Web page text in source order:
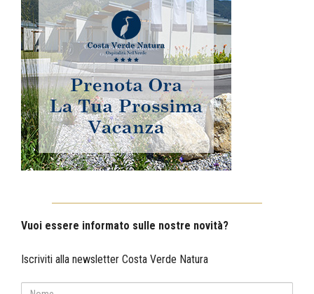
Vuoi essere informato sulle nostre novità?
Iscriviti alla newsletter Costa Verde Natura